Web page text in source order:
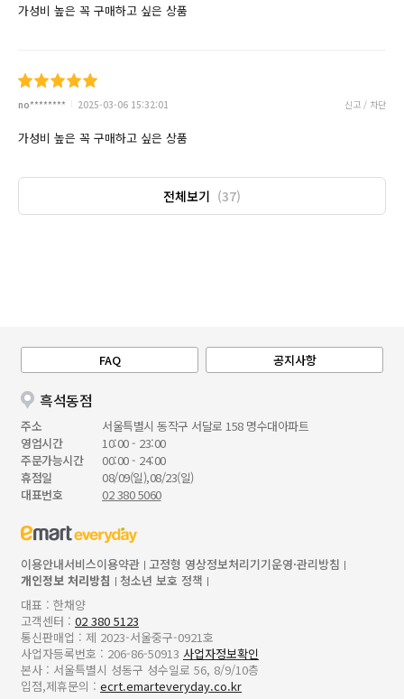
가성비 높은 꼭 구매하고 싶은 상품
no******** 2025-03-06 15:32:01 신고 / 차단
가성비 높은 꼭 구매하고 싶은 상품
전체보기 (37)
FAQ 공지사항
흑석동점
주소
서울특별시 동작구 서달로 158 명수대아파트
영업시간
10:00 - 23:00
주문가능시간
00:00 - 24:00
휴점일
08/09(일),08/23(일)
대표번호
02 380 5060
이용안내서비스이용약관 고정형 영상정보처리기기운영·관리방침
개인정보 처리방침
청소년 보호 정책
대표 : 한채양
고객센터 : 02 380 5123
통신판매업 : 제 2023-서울중구-0921호
사업자등록번호 : 206-86-50913 사업자정보확인
본사 : 서울특별시 성동구 성수일로 56, 8/9/10층
입점,제휴문의 : ecrt.emarteveryday.co.kr